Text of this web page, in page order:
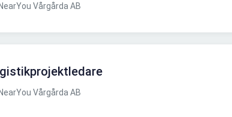
NearYou Vårgårda AB
NearYou Vårgårda AB